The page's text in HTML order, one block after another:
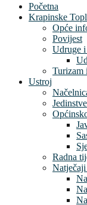
Početna
Krapinske
Opće
Povijest
Udruge i
Turizam
Ustroj
Radna